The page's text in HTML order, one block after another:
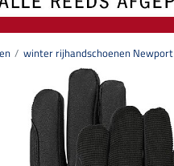
winter rijhandschoenen Newport